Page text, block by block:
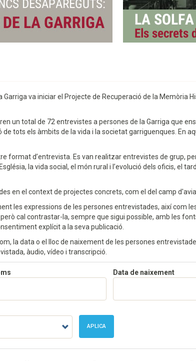
Garriga va iniciar el Projecte de Recuperació de la
un total de 72 entrevistes a persones de la Garriga que
tots els àmbits de la vida i la societat garriguenques. En
format d’entrevista. Es van realitzar entrevistes de grup,
la vida social, el món rural i l’evolució dels oficis, el
en el context de projectes concrets, com el del camp
les expressions de les persones entrevistades, així com
cal contrastar-la, sempre que sigui possible, amb les
explícit a la seva publicació.
la data o el lloc de naixement de les persones
àudio, vídeo i transcripció.
Data de naixement
APLICA